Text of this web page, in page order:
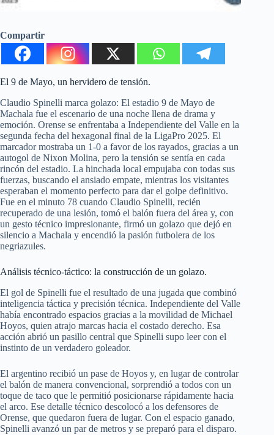
Compartir
El 9 de Mayo, un hervidero de tensión.
Claudio Spinelli marca golazo: El estadio 9 de Mayo de
Machala fue el escenario de una noche llena de drama y
emoción. Orense se enfrentaba a Independiente del Valle en la
segunda fecha del hexagonal final de la LigaPro 2025. El
marcador mostraba un 1-0 a favor de los rayados, gracias a un
autogol de Nixon Molina, pero la tensión se sentía en cada
rincón del estadio. La hinchada local empujaba con todas sus
fuerzas, buscando el ansiado empate, mientras los visitantes
esperaban el momento perfecto para dar el golpe definitivo.
Fue en el minuto 78 cuando Claudio Spinelli, recién
recuperado de una lesión, tomó el balón fuera del área y, con
un gesto técnico impresionante, firmó un golazo que dejó en
silencio a Machala y encendió la pasión futbolera de los
negriazules.
Análisis técnico-táctico: la construcción de un golazo.
El gol de Spinelli fue el resultado de una jugada que combinó
inteligencia táctica y precisión técnica. Independiente del Valle
había encontrado espacios gracias a la movilidad de Michael
Hoyos, quien atrajo marcas hacia el costado derecho. Esa
acción abrió un pasillo central que Spinelli supo leer con el
instinto de un verdadero goleador.
El argentino recibió un pase de Hoyos y, en lugar de controlar
el balón de manera convencional, sorprendió a todos con un
toque de taco que le permitió posicionarse rápidamente hacia
el arco. Ese detalle técnico descolocó a los defensores de
Orense, que quedaron fuera de lugar. Con el espacio ganado,
Spinelli avanzó un par de metros y se preparó para el disparo.